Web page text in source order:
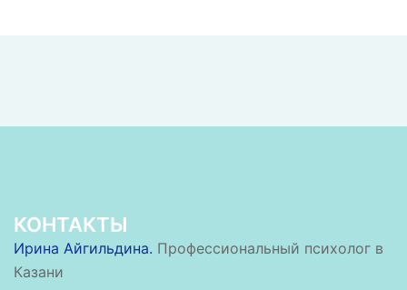
КОНТАКТЫ
Ирина Айгильдина. Профессиональный психолог в
Казани